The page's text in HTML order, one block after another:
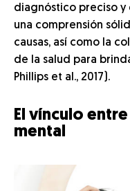
diagnóstico preciso
una comprensión
causas, así como la
de la salud para
Phillips et al., 2017).
El vínculo
mental